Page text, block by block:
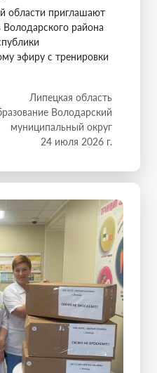
области приглашают
района
эфиру с тренировки
Липецкая область
Володарский
муниципальный округ
24 июля 2026 г.